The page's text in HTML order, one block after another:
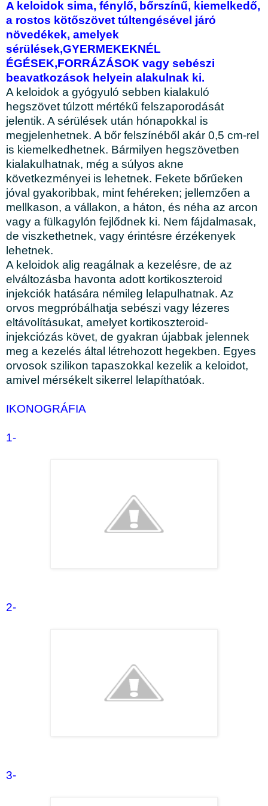
A keloidok sima, fénylő, bőrszínű, kiemelkedő,
a rostos kötőszövet túltengésével járó
növedékek, amelyek
sérülések,GYERMEKEKNÉL
ÉGÉSEK,FORRÁZÁSOK vagy sebészi
beavatkozások helyein alakulnak ki.
A keloidok a gyógyuló sebben kialakuló
hegszövet túlzott mértékű felszaporodását
jelentik. A sérülések után hónapokkal is
megjelenhetnek. A bőr felszínéből akár 0,5 cm-rel
is kiemelkedhetnek. Bármilyen hegszövetben
kialakulhatnak, még a súlyos akne
következményei is lehetnek. Fekete bőrűeken
jóval gyakoribbak, mint fehéreken; jellemzően a
mellkason, a vállakon, a háton, és néha az arcon
vagy a fülkagylón fejlődnek ki. Nem fájdalmasak,
de viszkethetnek, vagy érintésre érzékenyek
lehetnek.
A keloidok alig reagálnak a kezelésre, de az
elváltozásba havonta adott kortikoszteroid
injekciók hatására némileg lelapulhatnak. Az
orvos megpróbálhatja sebészi vagy lézeres
eltávolításukat, amelyet kortikoszteroid-
injekciózás követ, de gyakran újabbak jelennek
meg a kezelés által létrehozott hegekben. Egyes
orvosok szilikon tapaszokkal kezelik a keloidot,
amivel mérsékelt sikerrel lelapíthatóak.
IKONOGRÁFIA
1-
2-
3-